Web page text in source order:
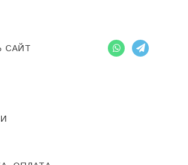
САЙТ